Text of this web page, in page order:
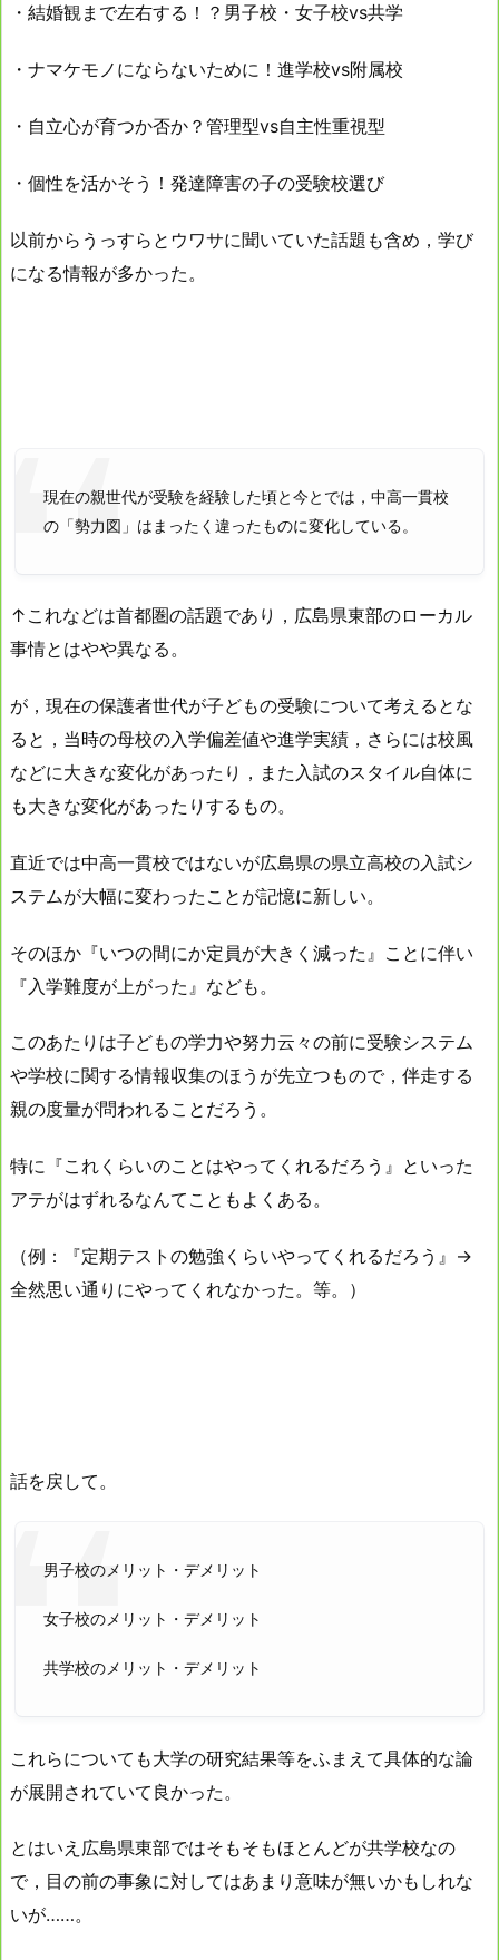
・結婚観まで左右する！？男子校・女子校vs共学
・ナマケモノにならないために！進学校vs附属校
・自立心が育つか否か？管理型vs自主性重視型
・個性を活かそう！発達障害の子の受験校選び
以前からうっすらとウワサに聞いていた話題も含め，学び
になる情報が多かった。
現在の親世代が受験を経験した頃と今とでは，中高一貫校
の「勢力図」はまったく違ったものに変化している。
↑これなどは首都圏の話題であり，広島県東部のローカル
事情とはやや異なる。
が，現在の保護者世代が子どもの受験について考えるとな
ると，当時の母校の入学偏差値や進学実績，さらには校風
などに大きな変化があったり，また入試のスタイル自体に
も大きな変化があったりするもの。
直近では中高一貫校ではないが広島県の県立高校の入試シ
ステムが大幅に変わったことが記憶に新しい。
そのほか『いつの間にか定員が大きく減った』ことに伴い
『入学難度が上がった』なども。
このあたりは子どもの学力や努力云々の前に受験システム
や学校に関する情報収集のほうが先立つもので，伴走する
親の度量が問われることだろう。
特に『これくらいのことはやってくれるだろう』といった
アテがはずれるなんてこともよくある。
（例：『定期テストの勉強くらいやってくれるだろう』→
全然思い通りにやってくれなかった。等。）
話を戻して。
男子校のメリット・デメリット
女子校のメリット・デメリット
共学校のメリット・デメリット
これらについても大学の研究結果等をふまえて具体的な論
が展開されていて良かった。
とはいえ広島県東部ではそもそもほとんどが共学校なの
で，目の前の事象に対してはあまり意味が無いかもしれな
いが……。